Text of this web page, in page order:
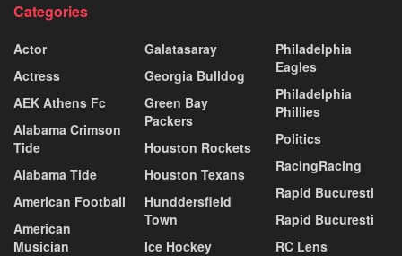
Categories
Actor
Actress
AEK Athens Fc
Alabama Crimson
Tide
Alabama Tide
American Football
American
Musician
Galatasaray
Georgia Bulldog
Green Bay
Packers
Houston Rockets
Houston Texans
Hunddersfield
Town
Ice Hockey
Philadelphia
Eagles
Philadelphia
Phillies
Politics
RacingRacing
Rapid Bucuresti
Rapid Bucuresti
RC Lens